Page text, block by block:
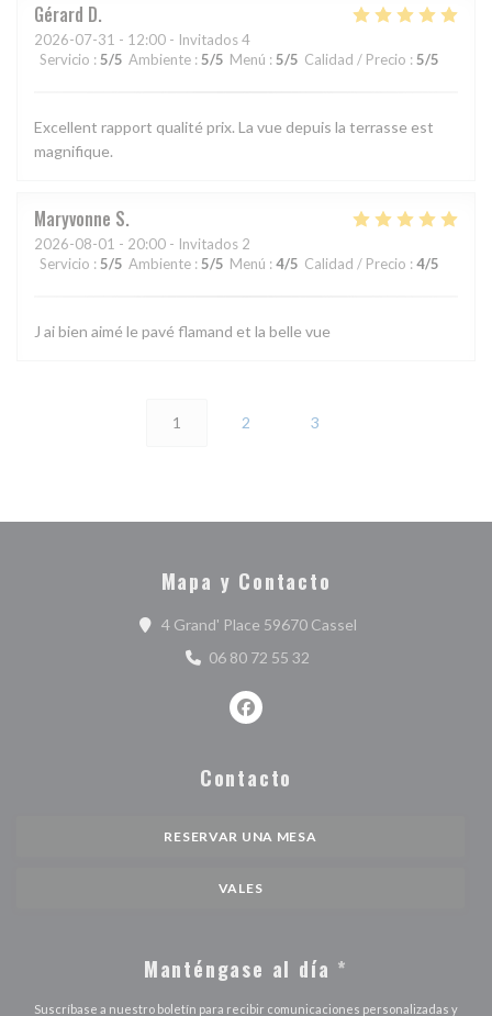
Gérard D
2026-07-31 - 12:00 - Invitados 4
Servicio : 5/5 Ambiente : 5/5 Menú : 5/5 Calidad / Precio : 5/5
Excellent rapport qualité prix. La vue depuis la terrasse est
magnifique.
Maryvonne S
2026-08-01 - 20:00 - Invitados 2
Servicio : 5/5 Ambiente : 5/5 Menú : 4/5 Calidad / Precio : 4/5
J ai bien aimé le pavé flamand et la belle vue
1 2 3
Mapa y Contacto
4 Grand' Place 59670 Cassel((abre en una
06 80 72 55 32
Facebook ((abre en una nueva
Contacto
RESERVAR UNA MESA
VALES
Manténgase al día *
Suscríbase a nuestro boletín para recibir comunicaciones personalizadas y